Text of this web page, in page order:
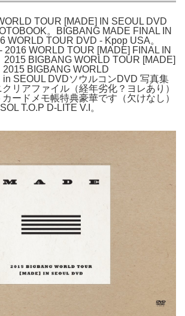
TOUR [MADE] IN SEOUL DVD
。BIGBANG MADE FINAL IN
WORLD TOUR DVD - Kpop USA。
2016 WORLD TOUR [MADE] FINAL IN
2015 BIGBANG WORLD TOUR [MADE]
2015 BIGBANG WORLD
SEOUL DVDソウルコンDVD 写真集
リアファイル（経年劣化？ヨレあり）
ードメモ帳特典豪華です（欠けなし）
T.O.P D-LITE V.I。